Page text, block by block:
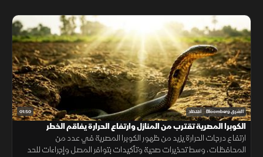
01:50 الشرق Bloomberg اقتصاد
الكوبرا المصرية تقترب من المنازل وارتفاع الحرارة يفاقم الخطر
ارتفاع درجات الحرارة يزيد من ظهور الكوبرا المصرية في عدد من
المحافظات، وسط تحذيرات صحية وتأكيدات بتوافر المصل وإجراءات للحد